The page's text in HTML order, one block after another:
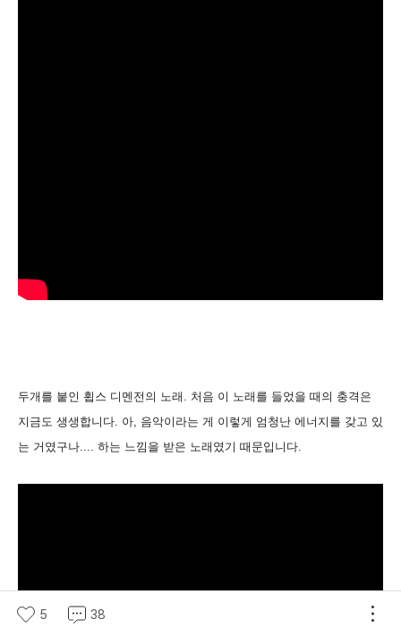
두개를 붙인 휩스 디멘전의 노래. 처음 이 노래를 들었을 때의 충격은
지금도 생생합니다. 아, 음악이라는 게 이렇게 엄청난 에너지를 갖고 있
는 거였구나.... 하는 느낌을 받은 노래였기 때문입니다.
5 38